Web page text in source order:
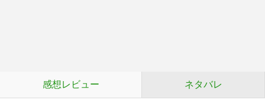
感想レビュー ネタバレ